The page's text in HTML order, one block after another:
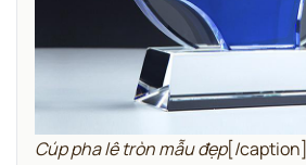
Cúp pha lê tròn mẫu đẹp[/caption]